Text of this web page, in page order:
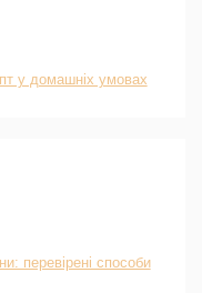
у домашніх умовах
перевірені способи